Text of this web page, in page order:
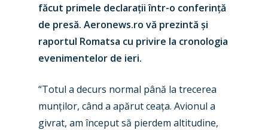
făcut primele declarații într-o conferință
de presă. Aeronews.ro vă prezintă și
raportul Romatsa cu privire la cronologia
evenimentelor de ieri.
“Totul a decurs normal până la trecerea
munților, când a apărut ceața. Avionul a
givrat, am început să pierdem altitudine,